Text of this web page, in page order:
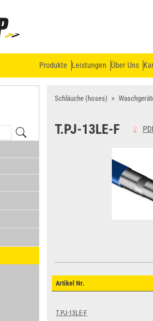
Produkte Leistungen Über Uns
Schläuche (hoses)
T.PJ-13LE-F
Artikel Nr.
T.PJ-13LE-F